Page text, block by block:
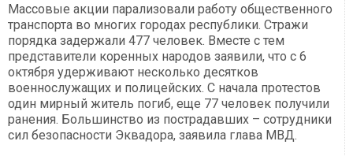
Массовые акции парализовали работу общественного
транспорта во многих городах республики. Стражи
порядка задержали 477 человек. Вместе с тем
представители коренных народов заявили, что с 6
октября удерживают несколько десятков
военнослужащих и полицейских. С начала протестов
один мирный житель погиб, еще 77 человек получили
ранения. Большинство из пострадавших – сотрудники
сил безопасности Эквадора, заявила глава МВД.